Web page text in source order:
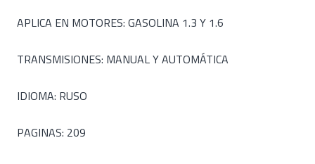
APLICA EN MOTORES: GASOLINA 1.3 Y 1.6
TRANSMISIONES: MANUAL Y AUTOMÁTICA
IDIOMA: RUSO
PAGINAS: 209